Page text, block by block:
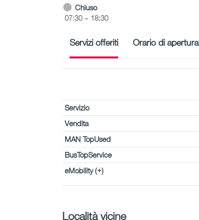
Chiuso
07:30 – 18:30
Servizi offeriti Orario di apertura
Servizio
Vendita
MAN TopUsed
BusTopService
eMobility (+)
Località vicine